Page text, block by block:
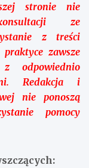
stronie nie
ze
z treści
zawsze
odpowiednio
Redakcja i
nie ponoszą
pomocy